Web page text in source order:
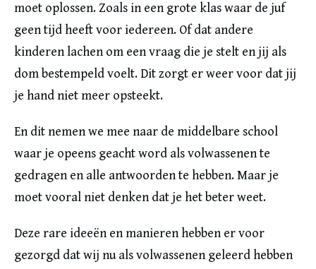
moet oplossen. Zoals in een grote klas waar de juf
geen tijd heeft voor iedereen. Of dat andere
kinderen lachen om een vraag die je stelt en jij als
dom bestempeld voelt. Dit zorgt er weer voor dat jij
je hand niet meer opsteekt.
En dit nemen we mee naar de middelbare school
waar je opeens geacht word als volwassenen te
gedragen en alle antwoorden te hebben. Maar je
moet vooral niet denken dat je het beter weet.
Deze rare ideeën en manieren hebben er voor
gezorgd dat wij nu als volwassenen geleerd hebben